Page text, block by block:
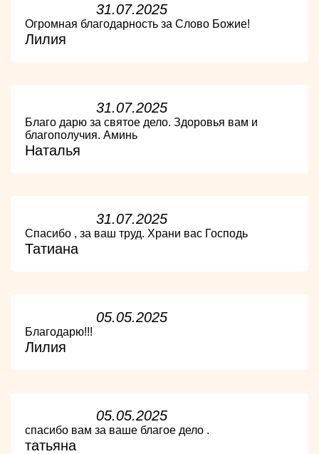
31.07.2025
Огромная благодарность за Слово Божие!
Лилия
31.07.2025
Благо дарю за святое дело. Здоровья вам и
благополучия. Аминь
Наталья
31.07.2025
Спасибо , за ваш труд. Храни вас Господь
Татиана
05.05.2025
Благодарю!!!
Лилия
05.05.2025
спасибо вам за ваше благое дело .
татьяна